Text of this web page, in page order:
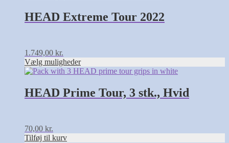
HEAD Extreme Tour 2022
1.749,00 kr.
Vælg muligheder
varianter.
Mulighederne
på
varesiden
HEAD Prime Tour, 3 stk., Hvid
70,00 kr.
Tilføj til kurv